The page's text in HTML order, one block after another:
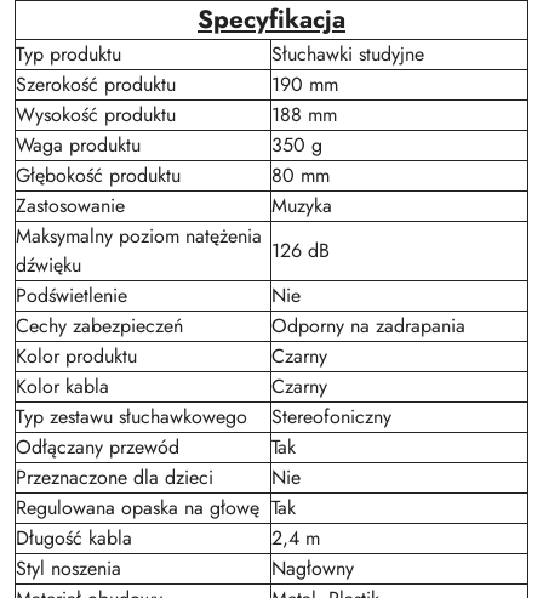
Specyfikacja
Typ produktu
Słuchawki studyjne
Szerokość produktu
190 mm
Wysokość produktu
188 mm
Waga produktu
350 g
Głębokość produktu
80 mm
Zastosowanie
Muzyka
Maksymalny poziom natężenia
dźwięku
126 dB
Podświetlenie
Nie
Cechy zabezpieczeń
Odporny na zadrapania
Kolor produktu
Czarny
Kolor kabla
Czarny
Typ zestawu słuchawkowego
Stereofoniczny
Odłączany przewód
Tak
Przeznaczone dla dzieci
Nie
Regulowana opaska na głowę Tak
Długość kabla
2,4 m
Styl noszenia
Nagłowny